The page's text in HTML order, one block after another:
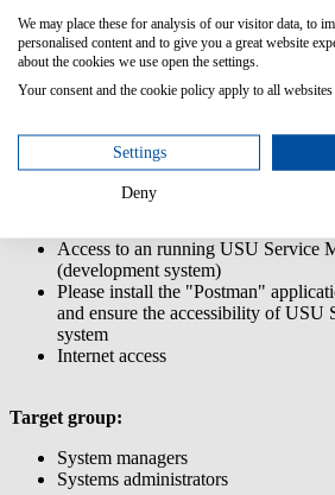
You are able to create generic
You will be able to connect external
interface
You will be able to build
Prior knowledge:
Basic knowledge of customizing in
Management
Access to an running USU Service
(development system)
Please install the "Postman"
and ensure the accessibility of USU
system
Internet access
Target group:
System managers
Systems administrators
We may place these for analysis of our visitor data, to
personalised content and to give you a great website
about the cookies we use open the settings.
Your consent and the cookie policy apply to all
Settings
Deny